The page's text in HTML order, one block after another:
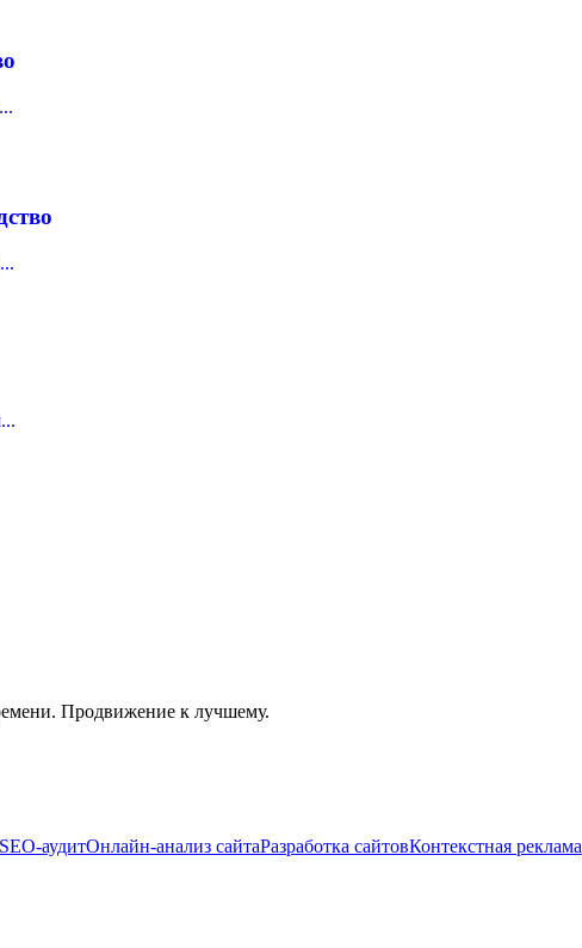
Продвижение к лучшему.
SEO-аудитОнлайн-анализ сайтаРазработка сайтовКонтекстная реклама